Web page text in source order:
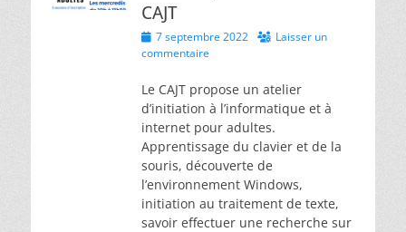
CAJT
Posted
on
7 septembre 2022
Laisser un
commentaire
Le CAJT propose un atelier
d’initiation à l’informatique et à
internet pour adultes.
Apprentissage du clavier et de la
souris, découverte de
l’environnement Windows,
initiation au traitement de texte,
savoir effectuer une recherche sur